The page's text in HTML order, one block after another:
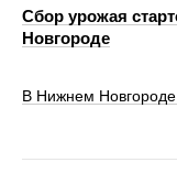
Сбор урожая
Новгороде
В Нижнем